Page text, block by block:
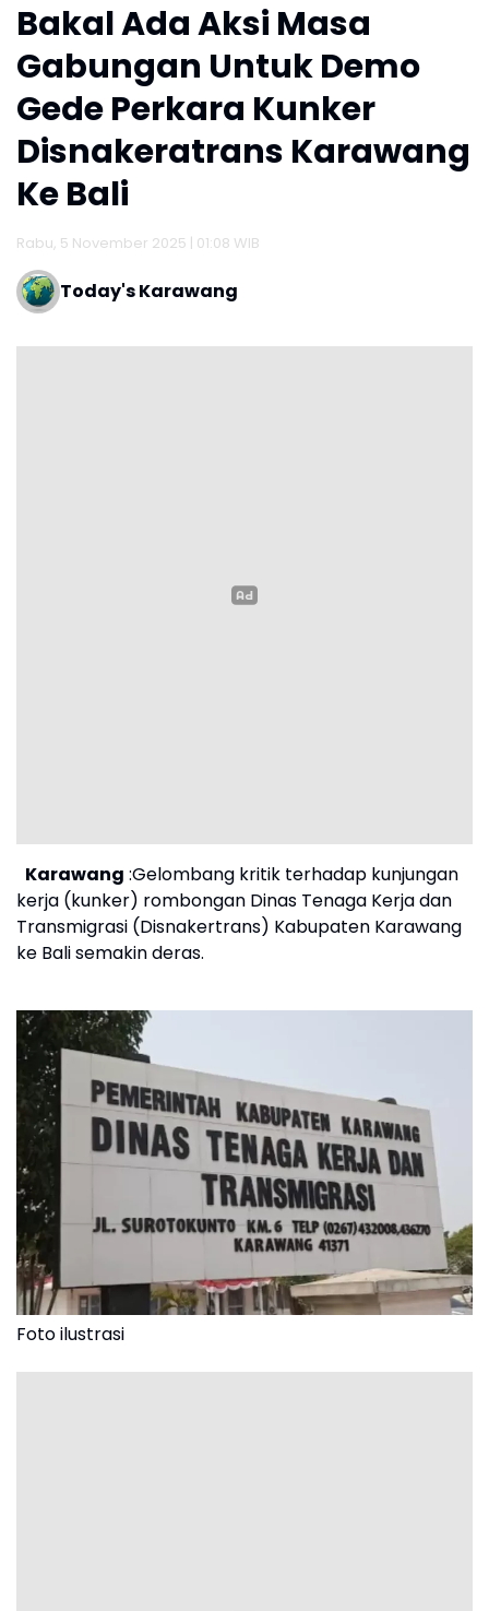
Bakal Ada Aksi Masa
Gabungan Untuk Demo
Gede Perkara Kunker
Disnakeratrans Karawang
Ke Bali
Rabu, 5 November 2025 | 01:08 WIB
Today's Karawang
Karawang :Gelombang kritik terhadap kunjungan
kerja (kunker) rombongan Dinas Tenaga Kerja dan
Transmigrasi (Disnakertrans) Kabupaten Karawang
ke Bali semakin deras.
Foto ilustrasi